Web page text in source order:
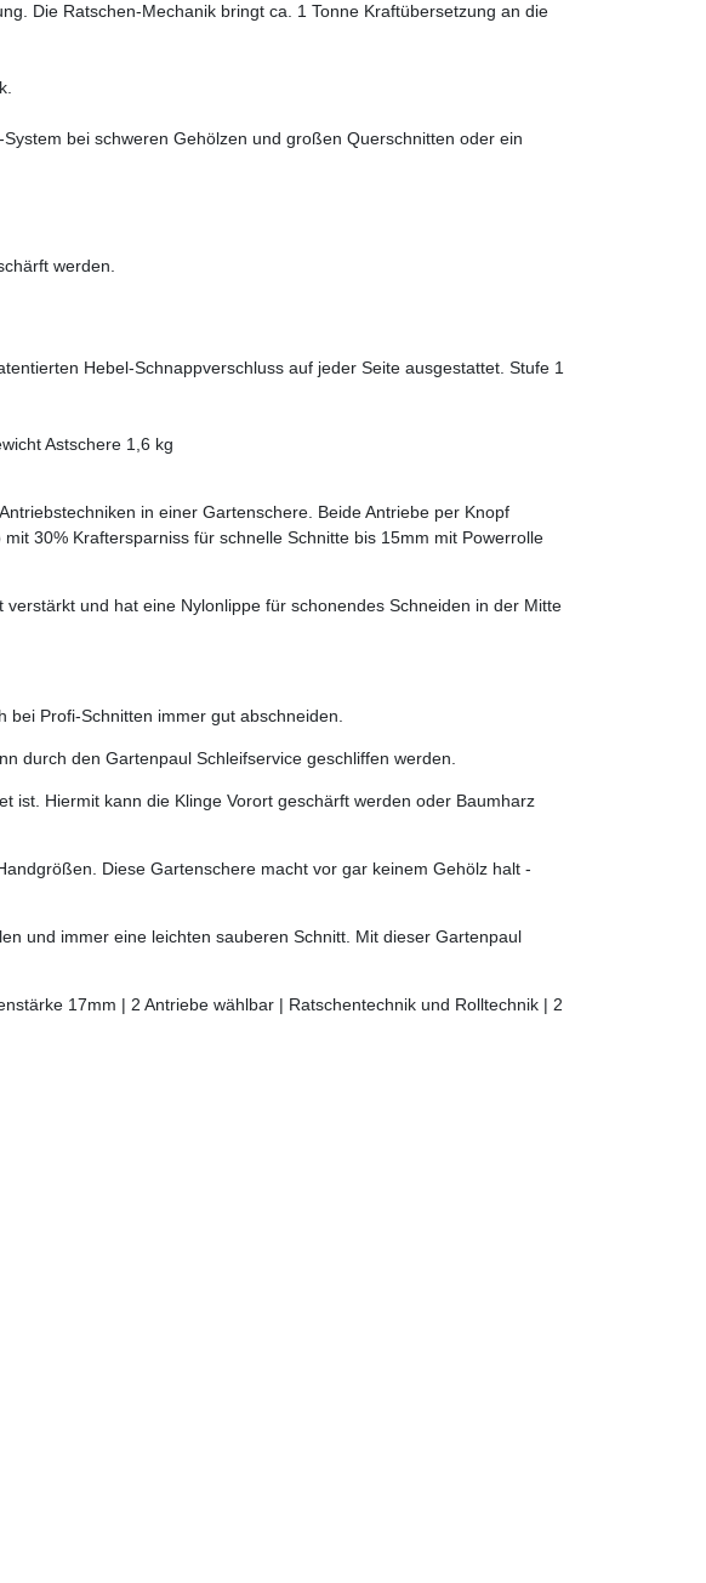
Die Ratschen-Mechanik bringt ca. 1 Tonne Kraftübersetzung an die
bei schweren Gehölzen und großen Querschnitten oder ein
werden.
Hebel-Schnappverschluss auf jeder Seite ausgestattet. Stufe 1
Astschere 1,6 kg
in einer Gartenschere. Beide Antriebe per Knopf
mit 30% Kraftersparniss für schnelle Schnitte bis 15mm mit Powerrolle
und hat eine Nylonlippe für schonendes Schneiden in der Mitte
bei Profi-Schnitten immer gut abschneiden.
durch den Gartenpaul Schleifservice geschliffen werden.
ist. Hiermit kann die Klinge Vorort geschärft werden oder Baumharz
Diese Gartenschere macht vor gar keinem Gehölz halt -
und immer eine leichten sauberen Schnitt. Mit dieser Gartenpaul
17mm | 2 Antriebe wählbar | Ratschentechnik und Rolltechnik | 2